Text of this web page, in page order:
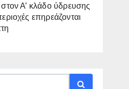
στον Α’ κλάδο ύδρευσης
επηρεάζονται